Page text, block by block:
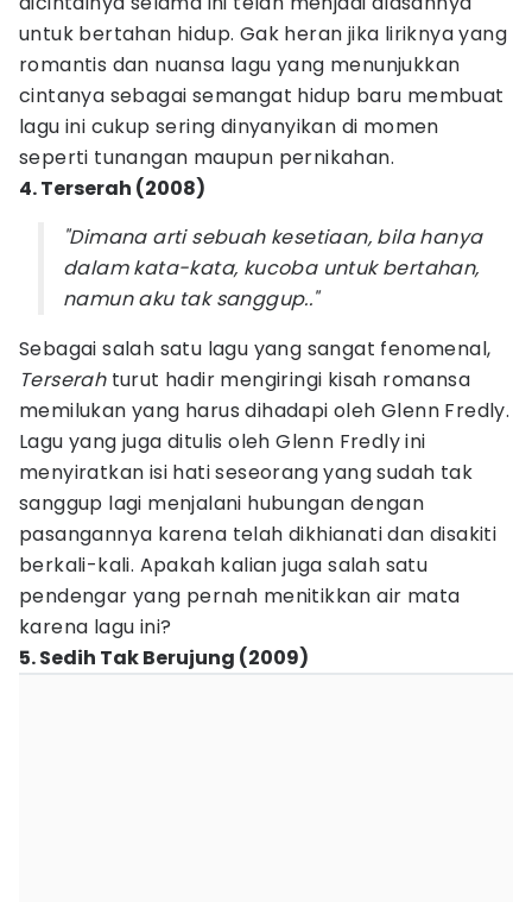
untuk bertahan hidup. Gak heran jika liriknya yang
romantis dan nuansa lagu yang menunjukkan
cintanya sebagai semangat hidup baru membuat
lagu ini cukup sering dinyanyikan di momen
seperti tunangan maupun pernikahan.
4. Terserah (2008)
"Dimana arti sebuah kesetiaan, bila hanya
dalam kata-kata, kucoba untuk bertahan,
namun aku tak sanggup.."
Sebagai salah satu lagu yang sangat fenomenal,
Terserahturut hadir mengiringi kisah romansa
memilukan yang harus dihadapi oleh Glenn Fredly.
Lagu yang juga ditulis oleh Glenn Fredly ini
menyiratkan isi hati seseorang yang sudah tak
sanggup lagi menjalani hubungan dengan
pasangannya karena telah dikhianati dan disakiti
berkali-kali. Apakah kalian juga salah satu
pendengar yang pernah menitikkan air mata
karena lagu ini?
5. Sedih Tak Berujung (2009)